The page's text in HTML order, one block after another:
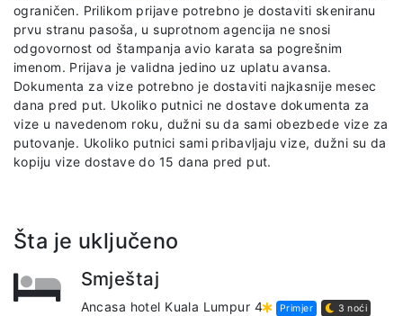
ograničen. Prilikom prijave potrebno je dostaviti skeniranu
prvu stranu pasoša, u suprotnom agencija ne snosi
odgovornost od štampanja avio karata sa pogrešnim
imenom. Prijava je validna jedino uz uplatu avansa.
Dokumenta za vize potrebno je dostaviti najkasnije mesec
dana pred put. Ukoliko putnici ne dostave dokumenta za
vize u navedenom roku, dužni su da sami obezbede vize za
putovanje. Ukoliko putnici sami pribavljaju vize, dužni su da
kopiju vize dostave do 15 dana pred put.
Šta je uključeno
Smještaj
Ancasa hotel Kuala Lumpur 4 Primjer 3 noći